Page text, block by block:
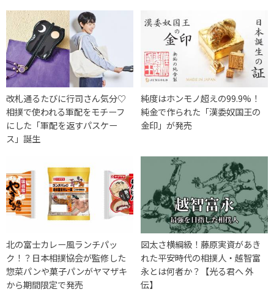
改札通るたびに行司さん気分♡
相撲で使われる軍配をモチーフ
にした「軍配を返すパスケー
ス」誕生
純度はホンモノ超えの99.9%！
純金で作られた「漢委奴国王の
金印」が発売
北の富士カレー風ランチパッ
ク！？日本相撲協会が監修した
惣菜パンや菓子パンがヤマザキ
から期間限定で発売
図太さ横綱級！藤原実資があき
れた平安時代の相撲人・越智富
永とは何者か？【光る君へ 外
伝】